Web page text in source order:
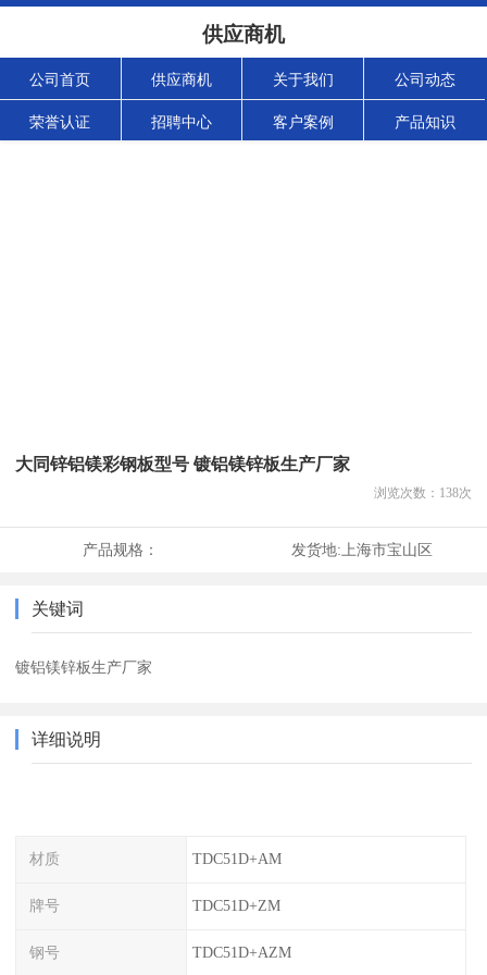
供应商机
公司首页 供应商机 关于我们 公司动态
荣誉认证 招聘中心 客户案例 产品知识
大同锌铝镁彩钢板型号 镀铝镁锌板生产厂家
浏览次数： 138次
产品规格： 发货地: 上海市宝山区
关键词
镀铝镁锌板生产厂家
详细说明
材质 TDC51D+AM
牌号 TDC51D+ZM
钢号 TDC51D+AZM